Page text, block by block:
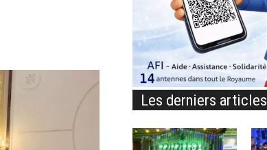
Les derniers articles